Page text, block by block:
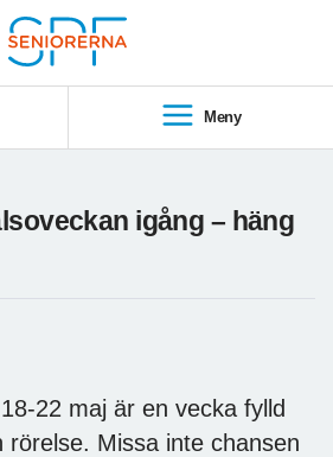
Meny
igång – häng
22 maj är en vecka fylld
rörelse. Missa inte chansen